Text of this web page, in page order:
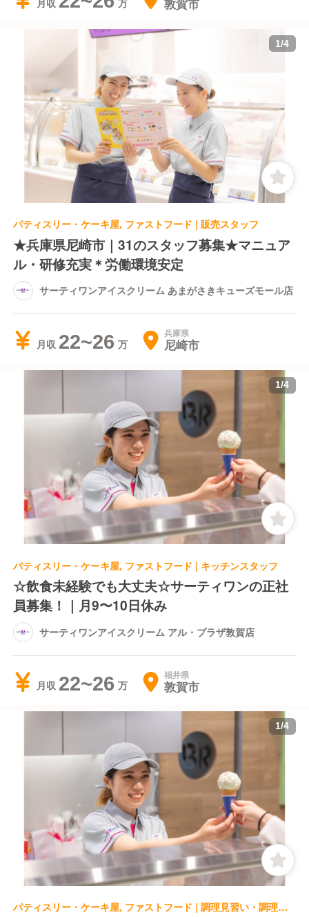
敦賀市
1/4
パティスリー・ケーキ屋, ファストフード | 販売スタッフ
★兵庫県尼崎市｜31のスタッフ募集★マニュア
ル・研修充実＊労働環境安定
サーティワンアイスクリーム あまがさきキューズモール店
月収 22~26 兵庫県
尼崎市
1/4
パティスリー・ケーキ屋, ファストフード | キッチンスタッフ
☆飲食未経験でも大丈夫☆サーティワンの正社
員募集！｜月9〜10日休み
サーティワンアイスクリーム アル・プラザ敦賀店
月収 22~26 福井県
敦賀市
1/4
パティスリー・ケーキ屋, ファストフード | 調理見習い・調理補助